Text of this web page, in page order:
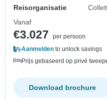
Reisorganisatie
Vanaf
€3.027
per persoon
Aanmelden to unlock savings
Prijs gebaseerd op privé
Download brochure